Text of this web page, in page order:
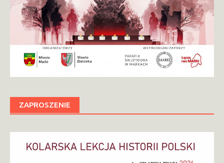
ZAPROSZENIE